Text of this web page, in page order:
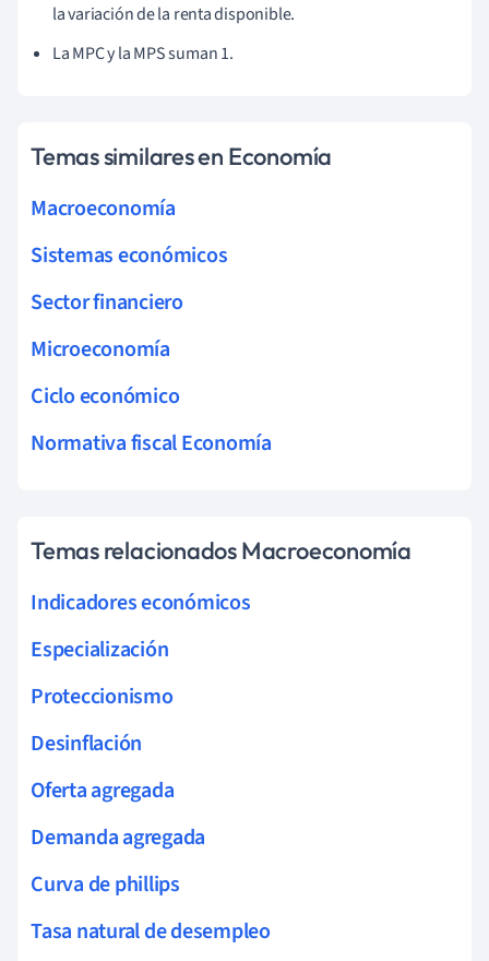
la variación de la renta disponible.
La MPC y la MPS suman 1.
Temas similares en Economía
Macroeconomía
Sistemas económicos
Sector financiero
Microeconomía
Ciclo económico
Normativa fiscal Economía
Temas relacionados Macroeconomía
Indicadores económicos
Especialización
Proteccionismo
Desinflación
Oferta agregada
Demanda agregada
Curva de phillips
Tasa natural de desempleo